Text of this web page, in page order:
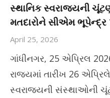
સ્થાનિક સ્વરાજ્યની
મતદારોને સીએમ
April 25, 2026
ગાંધીનગર, 25 એપ્રિલ
રાજ્યમાં તારીખ 26
સ્વરાજ્યની સંસ્થાઓની